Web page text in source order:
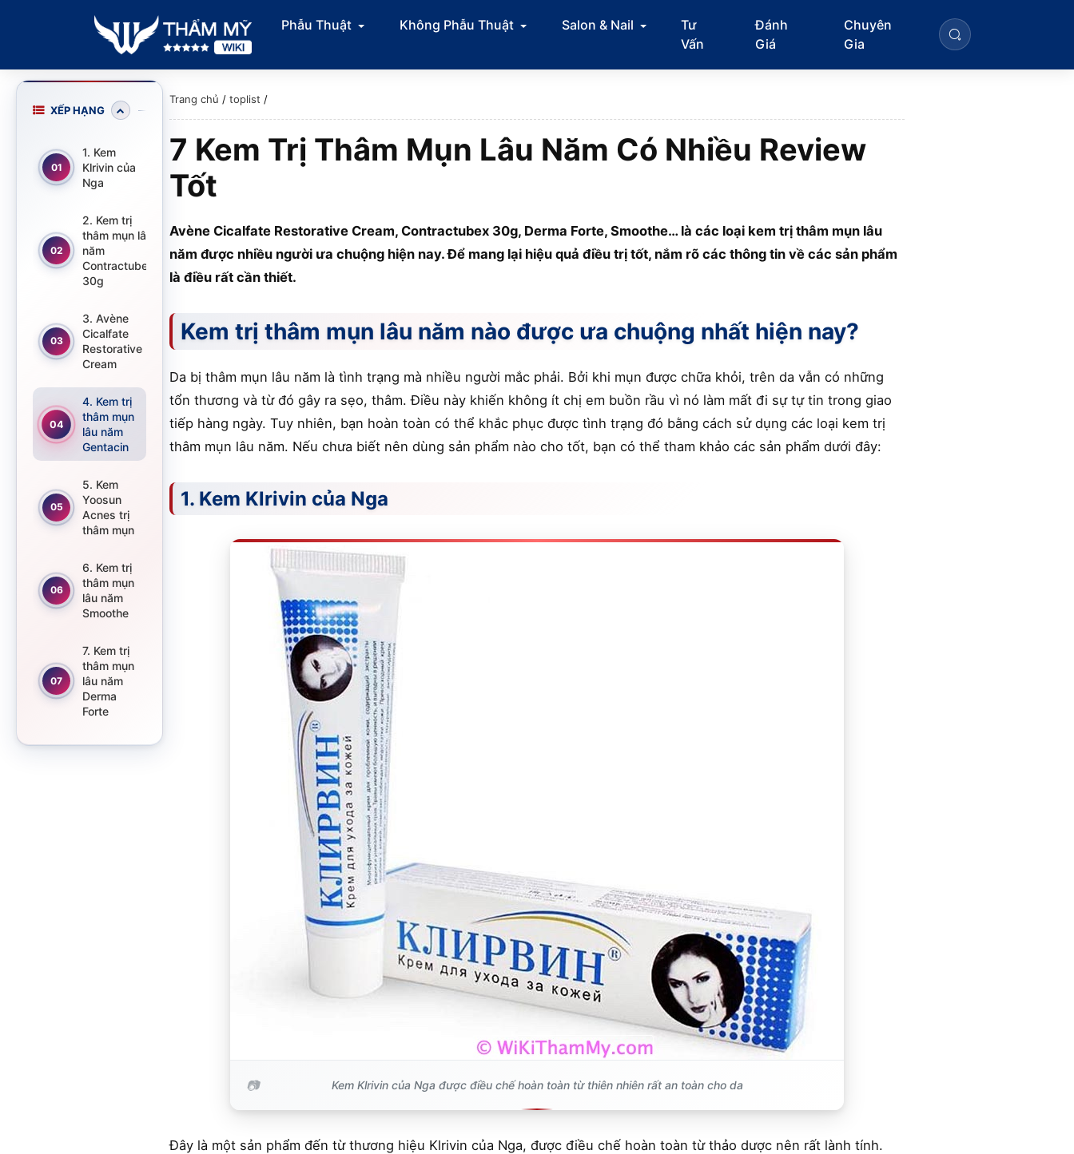
Phẫu Thuật Không Phẫu Thuật Salon & Nail
Tư
Vấn
Đánh
Giá
Chuyên
Gia
XẾP HẠNG
01
1. Kem
Klrivin của
Nga
02
2. Kem trị
thâm mụn lâu
năm
Contractubex
30g
03
3. Avène
Cicalfate
Restorative
Cream
04
4. Kem trị
thâm mụn
lâu năm
Gentacin
05
5. Kem
Yoosun
Acnes trị
thâm mụn
06
6. Kem trị
thâm mụn
lâu năm
Smoothe
07
7. Kem trị
thâm mụn
lâu năm
Derma
Forte
Trang chủ / toplist /
7 Kem Trị Thâm Mụn Lâu Năm Có Nhiều Review
Tốt
Avène Cicalfate Restorative Cream, Contractubex 30g, Derma Forte, Smoothe… là các loại kem trị thâm mụn lâu
năm được nhiều người ưa chuộng hiện nay. Để mang lại hiệu quả điều trị tốt, nắm rõ các thông tin về các sản phẩm
là điều rất cần thiết.
Kem trị thâm mụn lâu năm nào được ưa chuộng nhất hiện nay?
Da bị thâm mụn lâu năm là tình trạng mà nhiều người mắc phải. Bởi khi mụn được chữa khỏi, trên da vẫn có những
tổn thương và từ đó gây ra sẹo, thâm. Điều này khiến không ít chị em buồn rầu vì nó làm mất đi sự tự tin trong giao
tiếp hàng ngày. Tuy nhiên, bạn hoàn toàn có thể khắc phục được tình trạng đó bằng cách sử dụng các loại kem trị
thâm mụn lâu năm. Nếu chưa biết nên dùng sản phẩm nào cho tốt, bạn có thể tham khảo các sản phẩm dưới đây:
1. Kem Klrivin của Nga
Kem Klrivin của Nga được điều chế hoàn toàn từ thiên nhiên rất an toàn cho da
Đây là một sản phẩm đến từ thương hiệu Klrivin của Nga, được điều chế hoàn toàn từ thảo dược nên rất lành tính.